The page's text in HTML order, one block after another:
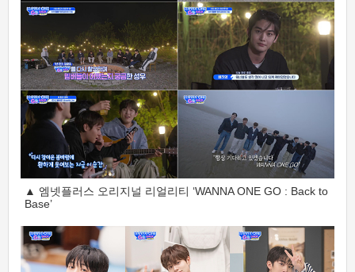
▲ 엠넷플러스 오리지널 리얼리티 ‘WANNA ONE GO : Back to
Base’